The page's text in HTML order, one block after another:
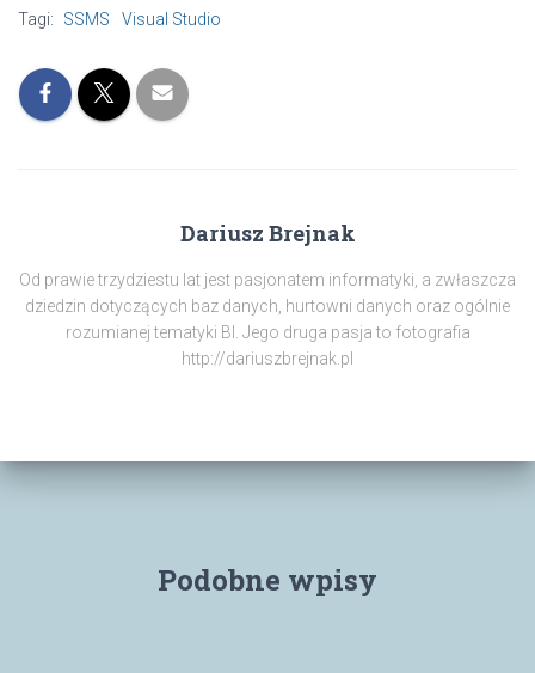
Tagi: SSMS Visual Studio
Dariusz Brejnak
Od prawie trzydziestu lat jest pasjonatem informatyki, a zwłaszcza
dziedzin dotyczących baz danych, hurtowni danych oraz ogólnie
rozumianej tematyki BI. Jego druga pasja to fotografia
http://dariuszbrejnak.pl
Podobne wpisy